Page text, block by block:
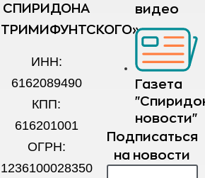
СПИРИДОНА
ТРИМИФУНТСКОГО»
ИНН:
6162089490
КПП:
616201001
ОГРН:
1236100028350
видео
Газета
новости"
Подписаться
на новости